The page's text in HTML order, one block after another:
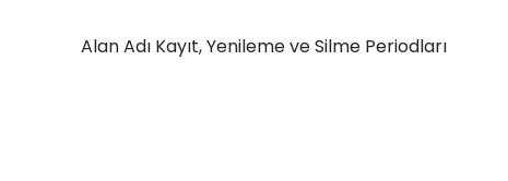
Alan Adı Kayıt, Yenileme ve Silme Periodları